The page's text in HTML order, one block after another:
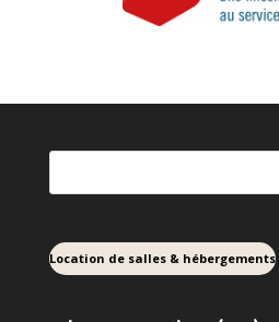
Location de salles & hébergements